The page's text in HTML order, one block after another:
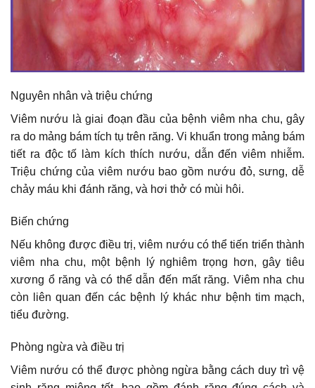
Nguyên nhân và triệu chứng
Viêm nướu là giai đoạn đầu của bệnh viêm nha chu, gây
ra do mảng bám tích tụ trên răng. Vi khuẩn trong mảng bám
tiết ra độc tố làm kích thích nướu, dẫn đến viêm nhiễm.
Triệu chứng của viêm nướu bao gồm nướu đỏ, sưng, dễ
chảy máu khi đánh răng, và hơi thở có mùi hôi.
Biến chứng
Nếu không được điều trị, viêm nướu có thể tiến triển thành
viêm nha chu, một bệnh lý nghiêm trọng hơn, gây tiêu
xương ổ răng và có thể dẫn đến mất răng. Viêm nha chu
còn liên quan đến các bệnh lý khác như bệnh tim mạch,
tiểu đường.
Phòng ngừa và điều trị
Viêm nướu có thể được phòng ngừa bằng cách duy trì vệ